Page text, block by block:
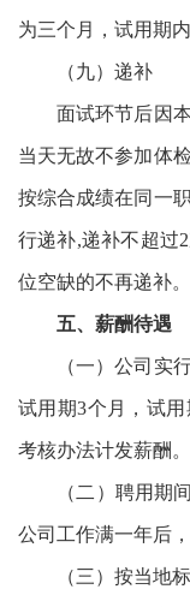
为三个月，试用期
（九）递补
面试环节后因本
当天无故不参加体
按综合成绩在同一
行递补,递补不超过
位空缺的不再递补。
五、薪酬待遇
（一）公司实行
试用期3个月，试
考核办法计发薪酬。
（二）聘用期间
公司工作满一年后
（三）按当地标